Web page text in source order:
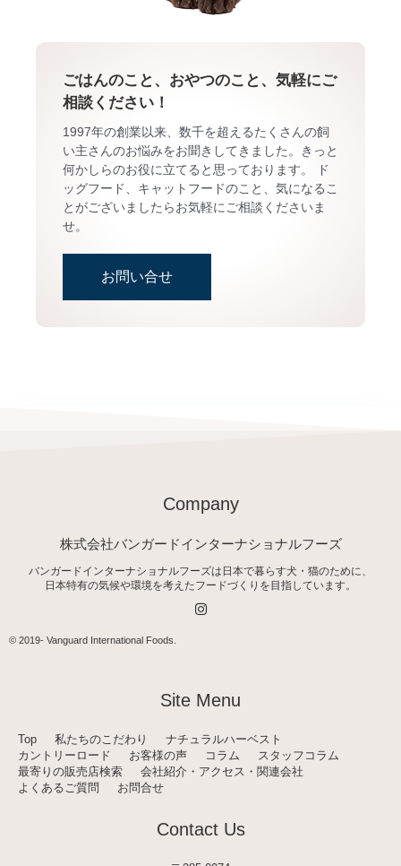
ごはんのこと、おやつのこと、気軽にご
相談ください！
1997年の創業以来、数千を超えるたくさんの飼
い主さんのお悩みをお聞きしてきました。きっと
何かしらのお役に立てると思っております。 ド
ッグフード、キャットフードのこと、気になるこ
とがございましたらお気軽にご相談くださいま
せ。
お問い合せ
Company
株式会社バンガードインターナショナルフーズ
バンガードインターナショナルフーズは日本で暮らす犬・猫のために、
日本特有の気候や環境を考えたフードづくりを目指しています。
I
n
a
m
© 2019- Vanguard International Foods
Site Menu
Top 私たちのこだわり
ナチュラルハーベスト
カントリーロード
お客様の声 コラム
スタッフコラム
最寄りの販売店検索
会社紹介・アクセス・関連会社
よくあるご質問
お問合せ
Contact Us